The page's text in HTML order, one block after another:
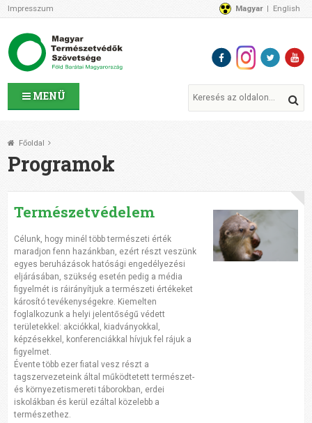
MENÜ
Impresszum Magyar English
Az MTVSZ-ről
Programok
MTVSZ ügyek és események
Tagszervezetek
Támogatóink
CSATLAKOZZ hozzánk!
1%
Adományozz!
Támogatás
Főoldal
Programok
Természetvédelem
Célunk, hogy minél több természeti érték
maradjon fenn hazánkban, ezért részt veszünk
egyes beruházások hatósági engedélyezési
eljárásában, szükség esetén pedig a média
figyelmét is ráirányítjuk a természeti értékeket
károsító tevékenységekre. Kiemelten
foglalkozunk a helyi jelentőségű védett
területekkel: akciókkal, kiadványokkal,
képzésekkel, konferenciákkal hívjuk fel rájuk a
figyelmet.
Évente több ezer fiatal vesz részt a
tagszervezeteink által működtetett természet-
és környezetismereti táborokban, erdei
iskolákban és kerül ezáltal közelebb a
természethez.